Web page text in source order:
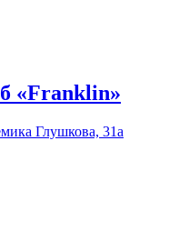
«Franklin»
Глушкова, 31а